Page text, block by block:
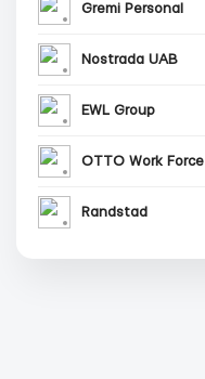
Gremi Personal
Nostrada UAB
EWL Group
OTTO Work Force
Randstad